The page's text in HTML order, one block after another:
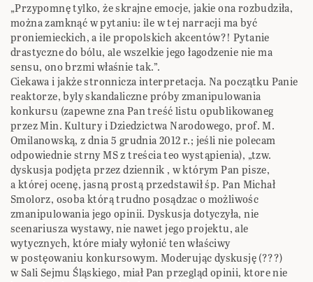
„Przypomnę tylko, że skrajne emocje, jakie ona rozbudziła,
można zamknąć w pytaniu: ile w tej narracji ma być
proniemieckich, a ile propolskich akcentów?! Pytanie
drastyczne do bólu, ale wszelkie jego łagodzenie nie ma
sensu, ono brzmi właśnie tak.”.
Ciekawa i jakże stronnicza interpretacja. Na początku Panie
reaktorze, byly skandaliczne próby zmanipulowania
konkursu (zapewne zna Pan treść listu opublikowaneg
przez Min. Kultury i Dziedzictwa Narodowego, prof. M.
Omilanowską, z dnia 5 grudnia 2012 r.; jeśli nie polecam
odpowiednie strny MS z treścia teo wystąpienia), „tzw.
dyskusja podjęta przez dziennik , w którym Pan pisze,
a której ocenę, jasną prostą przedstawił śp. Pan Michał
Smolorz, osoba którą trudno posądzac o możliwośc
zmanipulowania jego opinii. Dyskusja dotyczyła, nie
scenariusza wystawy, nie nawet jego projektu, ale
wytycznych, które miały wyłonić ten właściwy
w postęowaniu konkursowym. Moderując dyskusję (???)
w Sali Sejmu Śląskiego, miał Pan przegląd opinii, ktore nie